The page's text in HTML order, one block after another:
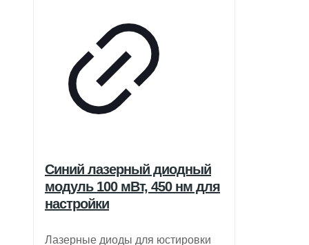
Синий лазерный диодный
модуль 100 мВт, 450 нм для
настройки
Лазерные диоды для юстировки